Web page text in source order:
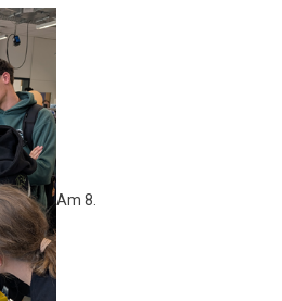
Am 8.